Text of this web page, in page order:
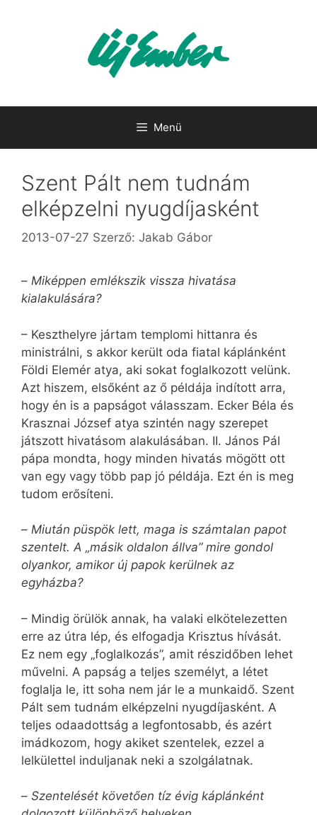
Menü
Szent Pált nem tudnám
elképzelni nyugdíjasként
2013-07-27 Szerző: Jakab Gábor
– Miképpen emlékszik vissza hivatása
kialakulására?
– Keszthelyre jártam templomi hittanra és
ministrálni, s akkor került oda fiatal káplánként
Földi Elemér atya, aki sokat foglalkozott velünk.
Azt hiszem, elsőként az ő példája indított arra,
hogy én is a papságot válasszam. Ecker Béla és
Krasznai József atya szintén nagy szerepet
játszott hivatásom alakulásában. II. János Pál
pápa mondta, hogy minden hivatás mögött ott
van egy vagy több pap jó példája. Ezt én is meg
tudom erősíteni.
– Miután püspök lett, maga is számtalan papot
szentelt. A „másik oldalon állva” mire gondol
olyankor, amikor új papok kerülnek az
egyházba?
– Mindig örülök annak, ha valaki elkötelezetten
erre az útra lép, és elfogadja Krisztus hívását.
Ez nem egy „foglalkozás”, amit részidőben lehet
művelni. A papság a teljes személyt, a létet
foglalja le, itt soha nem jár le a munkaidő. Szent
Pált sem tudnám elképzelni nyugdíjasként. A
teljes odaadottság a legfontosabb, és azért
imádkozom, hogy akiket szentelek, ezzel a
lelkülettel induljanak neki a szolgálatnak.
– Szentelését követően tíz évig káplánként